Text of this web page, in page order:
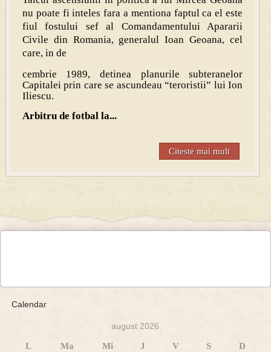
nu poate fi inteles fara a mentiona faptul ca el este
fiul fostului sef al Comandamentului Apararii
Civile din Romania, generalul Ioan Geoana, cel
care, in de
cembrie 1989, detinea planurile subteranelor
Capitalei prin care se ascundeau “teroristii” lui Ion
Iliescu.
Arbitru de fotbal la...
Citeste mai mult
Calendar
august 2026
L Ma Mi J V S
D